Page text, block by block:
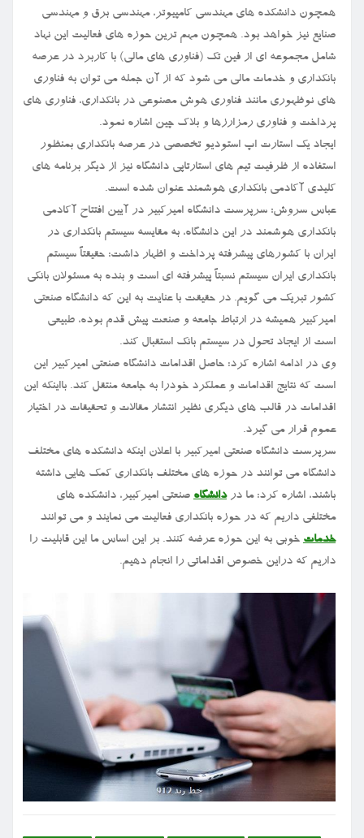
همچون دانشکده های مهندسی کامپیوتر، مهندسی برق و مهندسی
صنایع نیز خواهد بود. همچون مهم ترین حوزه های فعالیت این نهاد
شامل مجموعه ای از فین تک (فناوری های مالی) با کاربرد در عرصه
بانکداری و خدمات مالی می شود که از آن جمله می توان به فناوری
های نوظهوری مانند فناوری هوش مصنوعی در بانکداری، فناوری های
پرداخت و فناوری رمزارزها و بلاک چین اشاره نمود.
ایجاد یک استارت اپ استودیو تخصصی در عرصه بانکداری بمنظور
استفاده از ظرفیت تیم های استارتاپی دانشگاه نیز از دیگر برنامه های
کلیدی آکادمی بانکداری هوشمند عنوان شده است.
عباس سروش؛ سرپرست دانشگاه امیرکبیر در آیین افتتاح آکادمی
بانکداری هوشمند در این دانشگاه، به مقایسه سیستم بانکداری در
ایران با کشورهای پیشرفته پرداخت و اظهار داشت: حقیقتاً سیستم
بانکداری ایران سیستم نسبتاً پیشرفته ای است و بنده به مسئولان بانکی
کشور تبریک می گویم. در حقیقت با عنایت به این که دانشگاه صنعتی
امیرکبیر همیشه در ارتباط جامعه و صنعت پیش قدم بوده، طبیعی
است از ایجاد تحول در سیستم بانک استقبال کند.
وی در ادامه اشاره کرد: حاصل اقدامات دانشگاه صنعتی امیرکبیر این
است که نتایج اقدامات و عملکرد خودرا به جامعه منتقل کند. بااینکه این
اقدامات در قالب های دیگری نظیر انتشار مقالات و تحقیقات در اختیار
عموم قرار می گیرد.
سرپرست دانشگاه صنعتی امیرکبیر با اعلان اینکه دانشکده های مختلف
دانشگاه می توانند در حوزه های مختلف بانکداری کمک هایی داشته
باشند، اشاره کرد: ما دردانشگاه صنعتی امیرکبیر، دانشکده های
مختلفی داریم که در حوزه بانکداری فعالیت می نمایند و می توانند
خدمات خوبی به این حوزه عرضه کنند. بر این اساس ما این قابلیت را
داریم که دراین خصوص اقداماتی را انجام دهیم.